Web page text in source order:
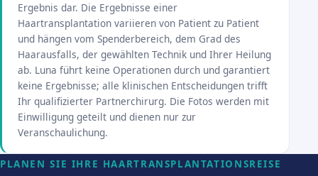
Ergebnis dar. Die Ergebnisse einer
Haartransplantation variieren von Patient zu Patient
und hängen vom Spenderbereich, dem Grad des
Haarausfalls, der gewählten Technik und Ihrer Heilung
ab. Luna führt keine Operationen durch und garantiert
keine Ergebnisse; alle klinischen Entscheidungen trifft
Ihr qualifizierter Partnerchirurg. Die Fotos werden mit
Einwilligung geteilt und dienen nur zur
Veranschaulichung.
PLANEN SIE IHRE HAARTRANSPLANTATIONSREISE